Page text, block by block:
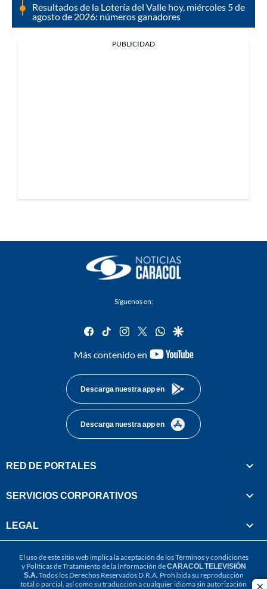
Resultados de la Lotería del Valle hoy, miércoles 5 de
agosto de 2026: números ganadores
PUBLICIDAD
Síguenos en:
facebook
tiktok instagram
twitterwhatsapp
google
Más contenido en
youtube-
Descarga nuestra app en
Descarga nuestra app en
RED DE PORTALES
SERVICIOS CORPORATIVOS
LEGAL
El uso de este sitio web implica la aceptación de losTérminos y condiciones
y Políticas de Tratamiento de la Información deCARACOL TELEVISIÓN
S.A.Todos los Derechos Reservados D.R.A. Prohibida su reproducción
total o parcial, así como su traducción a cualquier idioma sin autorización